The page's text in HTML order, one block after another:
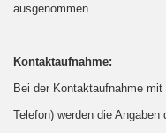
ausgenommen.
Kontaktaufnahme:
Bei der Kontaktaufnahme
Telefon) werden die